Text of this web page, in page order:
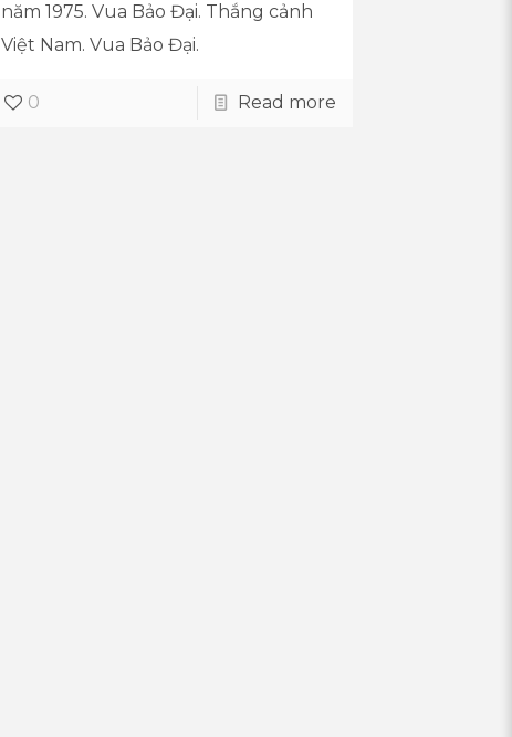
năm 1975. Vua Bảo Đại. Thắng cảnh
Việt Nam. Vua Bảo Đại.
0 Read more